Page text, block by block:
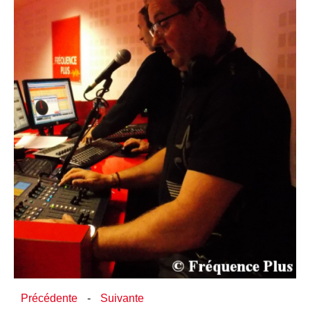
Précédente - Suivante